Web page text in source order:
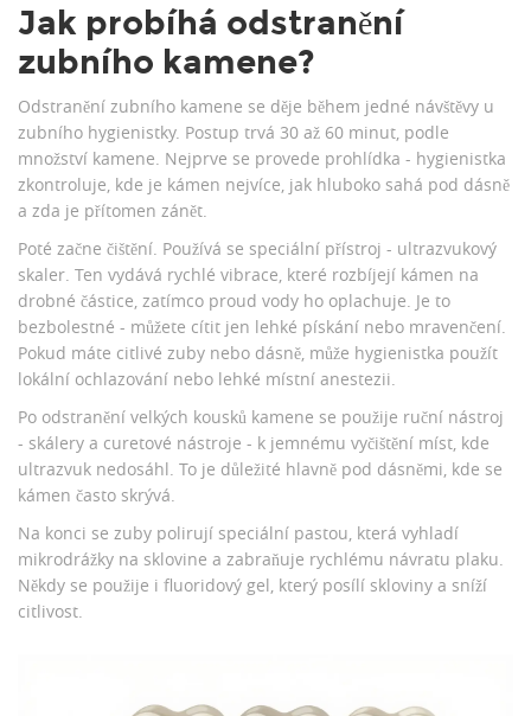
Jak probíhá odstranění
zubního kamene?
Odstranění zubního kamene se děje během jedné návštěvy u
zubního hygienistky. Postup trvá 30 až 60 minut, podle
množství kamene. Nejprve se provede prohlídka - hygienistka
zkontroluje, kde je kámen nejvíce, jak hluboko sahá pod dásně
a zda je přítomen zánět.
Poté začne čištění. Používá se speciální přístroj - ultrazvukový
skaler. Ten vydává rychlé vibrace, které rozbíjejí kámen na
drobné částice, zatímco proud vody ho oplachuje. Je to
bezbolestné - můžete cítit jen lehké pískání nebo mravenčení.
Pokud máte citlivé zuby nebo dásně, může hygienistka použít
lokální ochlazování nebo lehké místní anestezii.
Po odstranění velkých kousků kamene se použije ruční nástroj
- skálery a curetové nástroje - k jemnému vyčištění míst, kde
ultrazvuk nedosáhl. To je důležité hlavně pod dásněmi, kde se
kámen často skrývá.
Na konci se zuby polirují speciální pastou, která vyhladí
mikrodrážky na sklovine a zabraňuje rychlému návratu plaku.
Někdy se použije i fluoridový gel, který posílí skloviny a sníží
citlivost.